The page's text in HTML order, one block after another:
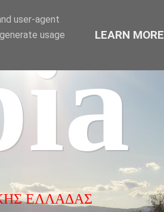
ΕΛΛΑΔΑΣ
user-agent
usage
LEARN MORE